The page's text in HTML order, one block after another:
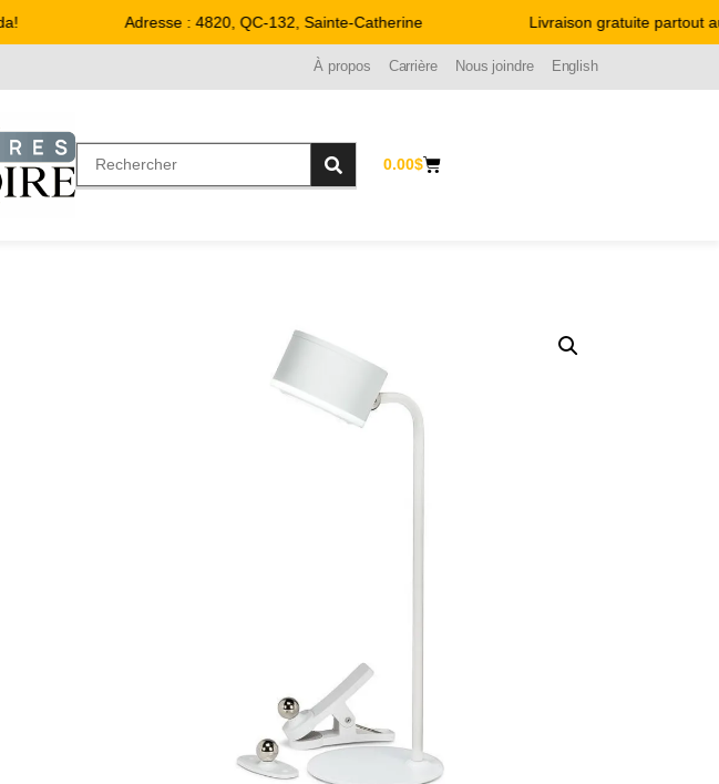
Adresse : 4820, QC-132, Sainte-Catherine Livraison gratuite partout au
À propos Carrière Nous joindre English
0.00$